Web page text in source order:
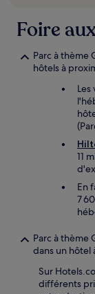
Foire
Parc à thème
hôtels à
11
En
7
Parc à thème
dans un hôtel
Sur
différents